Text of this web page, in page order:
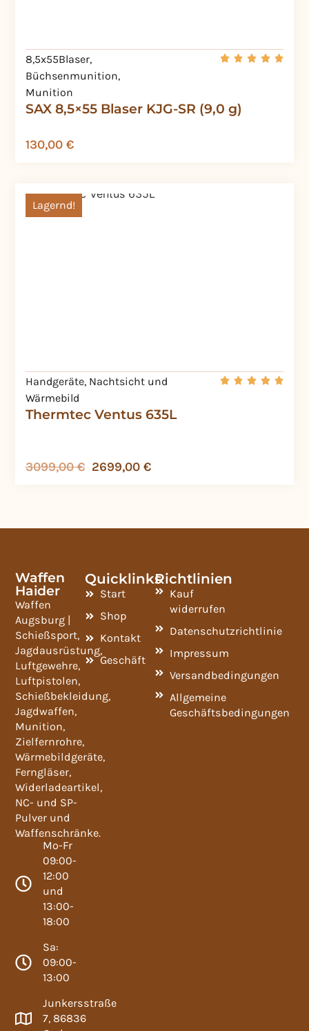
SAX 8,5×55 Blaser KJG-SR (9,0 g)
8,5x55Blaser,
Büchsenmunition,
Munition
130,00 €
Thermtec Ventus 635L
Lagernd!
Handgeräte, Nachtsicht und
Wärmebild
3099,00€ 2699,00 €
Waffen
Haider
Waffen
Augsburg |
Schießsport,
Jagdausrüstung,
Luftgewehre,
Luftpistolen,
Schießbekleidung,
Jagdwaffen,
Munition,
Zielfernrohre,
Wärmebildgeräte,
Ferngläser,
Widerladeartikel,
NC- und SP-
Pulver und
Waffenschränke.
Mo-Fr
09:00-
12:00
und
13:00-
18:00
Sa:
09:00-
13:00
Junkersstraße
7, 86836
Quicklinks
Start
Shop
Kontakt
Geschäft
Richtlinien
Kauf
widerrufen
Datenschutzrichtlinie
Impressum
Versandbedingungen
Allgemeine
Geschäftsbedingungen